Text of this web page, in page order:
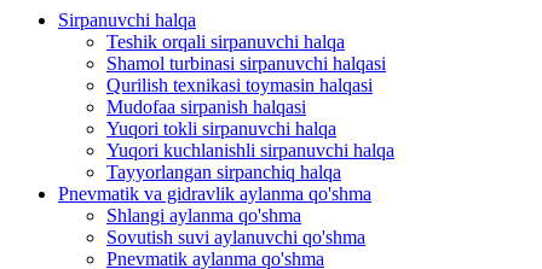
Sirpanuvchi halqa
Teshik orqali sirpanuvchi halqa
Shamol turbinasi sirpanuvchi halqasi
Qurilish texnikasi toymasin halqasi
Mudofaa sirpanish halqasi
Yuqori tokli sirpanuvchi halqa
Yuqori kuchlanishli sirpanuvchi halqa
Tayyorlangan sirpanchiq halqa
Pnevmatik va gidravlik aylanma qo'shma
Shlangi aylanma qo'shma
Sovutish suvi aylanuvchi qo'shma
Pnevmatik aylanma qo'shma